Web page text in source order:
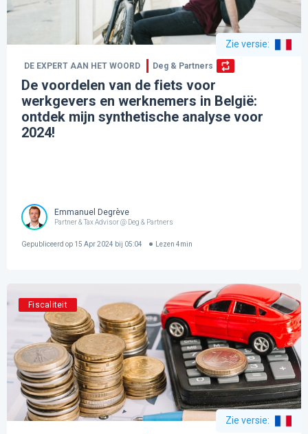
Zie versie:
DE EXPERT AAN HET WOORD Deg & Partners
De voordelen van de fiets voor
werkgevers en werknemers in België:
ontdek mijn synthetische analyse voor
2024!
Emmanuel Degrève
Partner & Tax Advisor @ Deg & Partners
Gepubliceerd op 15 Apr 2024 bij 05:04 Lezen 4min
Fiscaliteit
Zie versie: